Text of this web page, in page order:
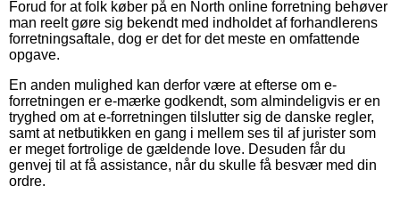
Forud for at folk køber på en North online forretning behøver
man reelt gøre sig bekendt med indholdet af forhandlerens
forretningsaftale, dog er det for det meste en omfattende
opgave.
En anden mulighed kan derfor være at efterse om e-
forretningen er e-mærke godkendt, som almindeligvis er en
tryghed om at e-forretningen tilslutter sig de danske regler,
samt at netbutikken en gang i mellem ses til af jurister som
er meget fortrolige de gældende love. Desuden får du
genvej til at få assistance, når du skulle få besvær med din
ordre.